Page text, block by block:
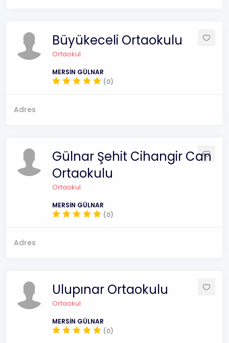
Büyükeceli Ortaokulu
Ortaokul
MERSİN GÜLNAR
(0)
Adres
Gülnar Şehit Cihangir Can
Ortaokulu
Ortaokul
MERSİN GÜLNAR
(0)
Adres
Ulupınar Ortaokulu
Ortaokul
MERSİN GÜLNAR
(0)